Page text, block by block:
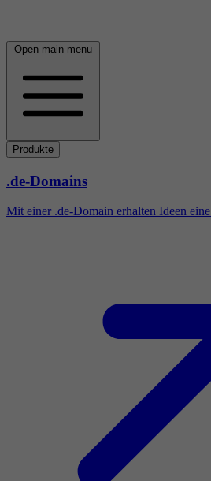
Open main menu
Produkte
.de-Domains
Mit einer .de-Domain erhalten Ideen